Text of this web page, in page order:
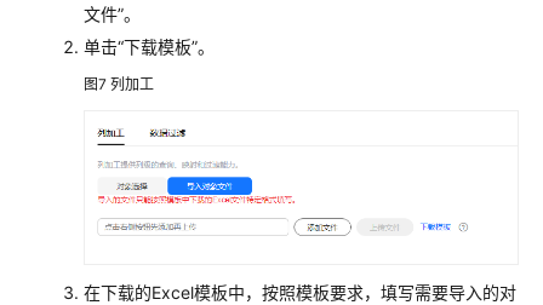
文件”。
单击“下载模板”。
图7 列加工
在下载的Excel模板中，按照模板要求，填写需要导入的对